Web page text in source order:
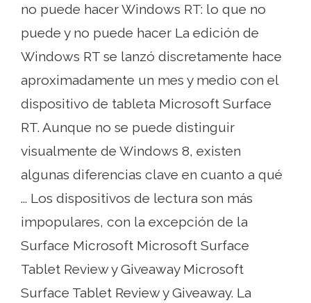
no puede hacer Windows RT: lo que no
puede y no puede hacer La edición de
Windows RT se lanzó discretamente hace
aproximadamente un mes y medio con el
dispositivo de tableta Microsoft Surface
RT. Aunque no se puede distinguir
visualmente de Windows 8, existen
algunas diferencias clave en cuanto a qué
... Los dispositivos de lectura son más
impopulares, con la excepción de la
Surface Microsoft Microsoft Surface
Tablet Review y Giveaway Microsoft
Surface Tablet Review y Giveaway. La